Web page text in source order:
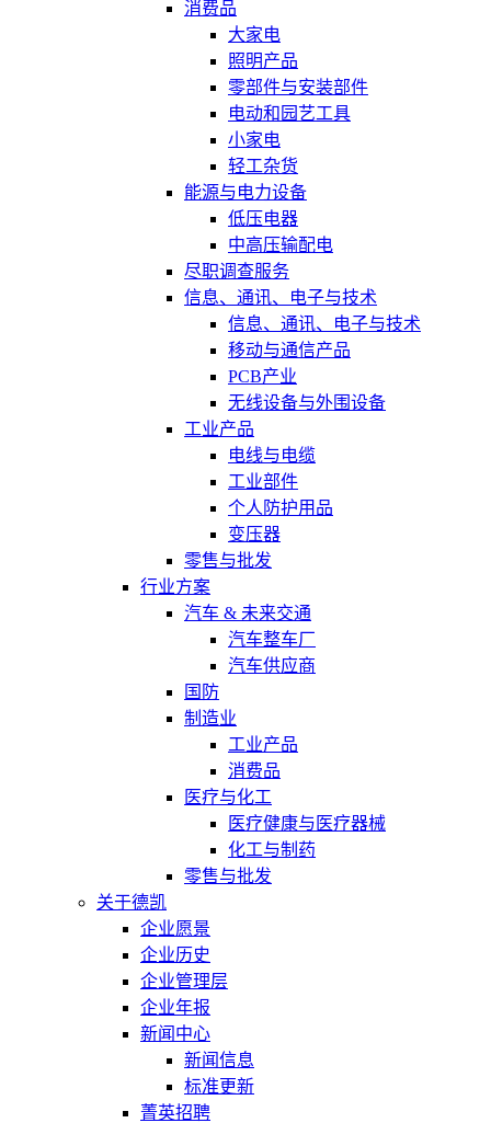
消费品
大家电
照明产品
零部件与安装部件
电动和园艺工具
小家电
轻工杂货
能源与电力设备
低压电器
中高压输配电
尽职调查服务
信息、通讯、电子与技术
信息、通讯、电子与技术
移动与通信产品
PCB产业
无线设备与外围设备
工业产品
电线与电缆
工业部件
个人防护用品
变压器
零售与批发
行业方案
汽车 & 未来交通
汽车整车厂
汽车供应商
国防
制造业
工业产品
消费品
医疗与化工
医疗健康与医疗器械
化工与制药
零售与批发
关于德凯
企业愿景
企业历史
企业管理层
企业年报
新闻中心
新闻信息
标准更新
菁英招聘